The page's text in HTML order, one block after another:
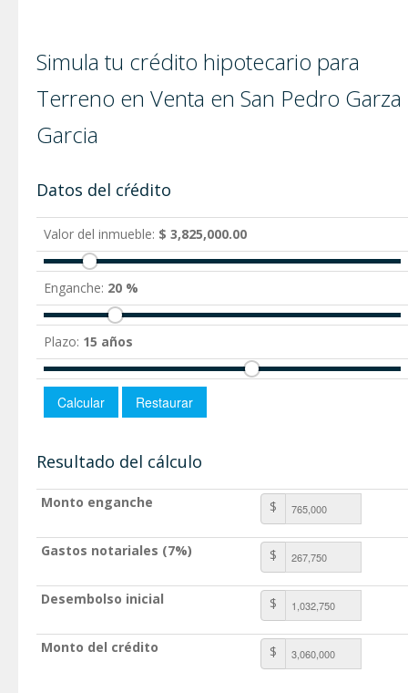
Simula tu crédito hipotecario para
Terreno en Venta en San Pedro Garza
Garci­a
Datos del cŕédito
Valor del inmueble: $ 3,825,000.00
Enganche: 20 %
Plazo: 15 años
Resultado del cálculo
Monto enganche $
Gastos notariales (7%) $
Desembolso inicial $
Monto del crédito $